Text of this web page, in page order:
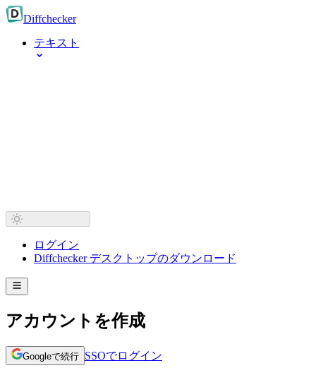
Diffchecker
テキスト
ログイン
Diffchecker デスクトップのダウンロード
アカウントを作成
Googleで続行 SSOでログイン